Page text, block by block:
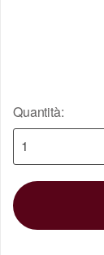
Quantità: